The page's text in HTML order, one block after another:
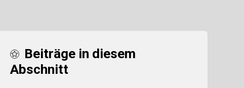
Beiträge in diesem
Abschnitt